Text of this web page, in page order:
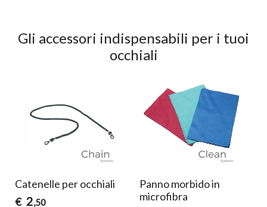
Gli accessori indispensabili per i tuoi
occhiali
Catenelle per occhiali
€ 2,50
Panno morbido in
microfibra